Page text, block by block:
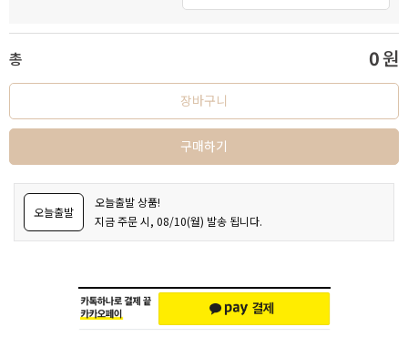
총 0원
장바구니
구매하기
오늘출발
오늘출발 상품!
지금 주문 시, 08/10(월) 발송 됩니다.